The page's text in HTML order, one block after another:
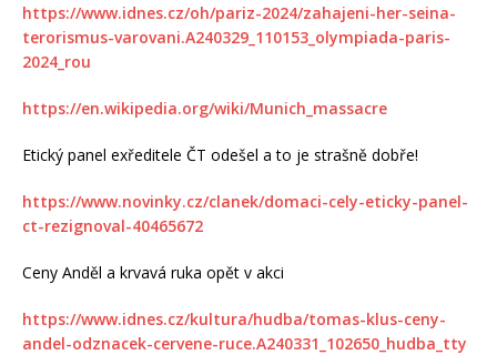
https://www.idnes.cz/oh/pariz-2024/zahajeni-her-seina-
terorismus-varovani.A240329_110153_olympiada-paris-
2024_rou
https://en.wikipedia.org/wiki/Munich_massacre
Etický panel exředitele ČT odešel a to je strašně dobře!
https://www.novinky.cz/clanek/domaci-cely-eticky-panel-
ct-rezignoval-40465672
Ceny Anděl a krvavá ruka opět v akci
https://www.idnes.cz/kultura/hudba/tomas-klus-ceny-
andel-odznacek-cervene-ruce.A240331_102650_hudba_tty